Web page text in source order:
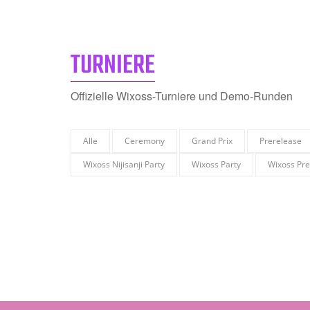
TURNIERE
Offizielle Wixoss-Turniere und Demo-Runden
Alle Ceremony Grand Prix
Prerelease
Wixoss Nijisanji Party
Wixoss Party Wixoss